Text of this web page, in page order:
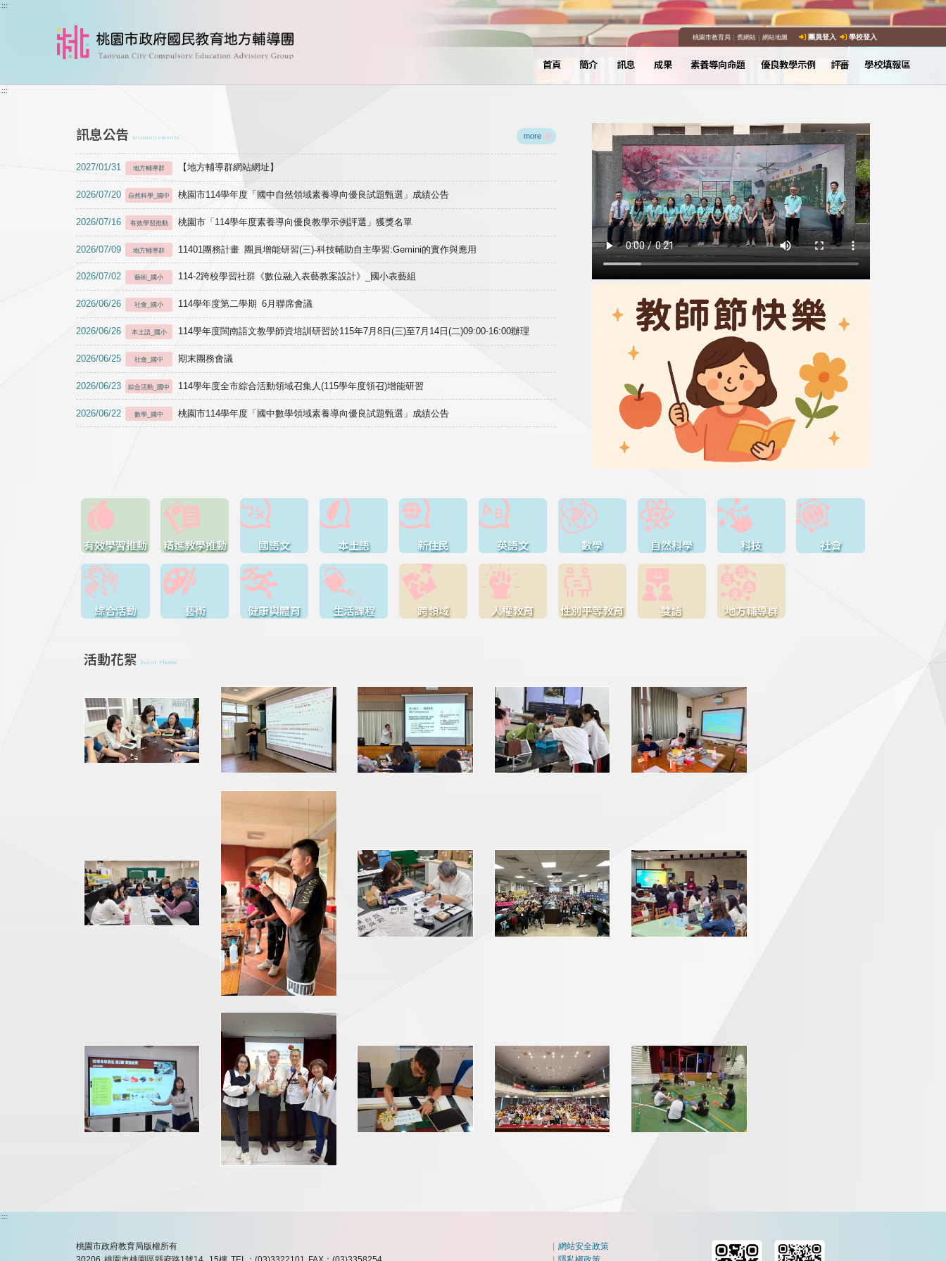
跳到主要內容
:::
桃園市教育局｜ 舊網站｜ 網站地圖 團員登入 學校登入
首頁 簡介 訊息 成果 素養導向命題 優良教學示例 評審 學校填報區
:::
訊息公告 Announcements more
2027/01/31 地方輔導群 【地方輔導群網站網址】
2026/07/20 自然科學_國中 桃園市114學年度「國中自然領域素養導向優良試題甄選」成績公告
2026/07/16 有效學習推動 桃園市「114學年度素養導向優良教學示例評選」獲獎名單
2026/07/09 地方輔導群 11401團務計畫 團員增能研習(三)-科技輔助自主學習:Gemini的實作與應用
2026/07/02 藝術_國小 114-2跨校學習社群《數位融入表藝教案設計》_國小表藝組
2026/06/26 社會_國小 114學年度第二學期 6月聯席會議
2026/06/26 本土語_國小 114學年度閩南語文教學師資培訓研習於115年7月8日(三)至7月14日(二)09:00-16:00辦理
2026/06/25 社會_國中 期末團務會議
2026/06/23 綜合活動_國中 114學年度全市綜合活動領域召集人(115學年度領召)增能研習
2026/06/22 數學_國中 桃園市114學年度「國中數學領域素養導向優良試題甄選」成績公告
有效學習推動 精進教學推動 國語文 本土語 新住民 英語文 數學 自然科學 科技 社會
綜合活動 藝術 健康與體育 生活課程 跨領域 人權教育 性別平等教育 雙語 地方輔導群
活動花絮 Event Photos
:::
桃園市政府教育局版權所有
|網站安全政策